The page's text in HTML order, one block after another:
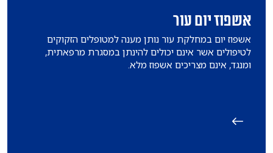
אשפוז יום עור
אשפוז יום במחלקת עור נותן מענה למטופלים הזקוקים
לטיפולים אשר אינם יכולים להינתן במסגרת מרפאתית,
ומנגד, אינם מצריכים אשפוז מלא.